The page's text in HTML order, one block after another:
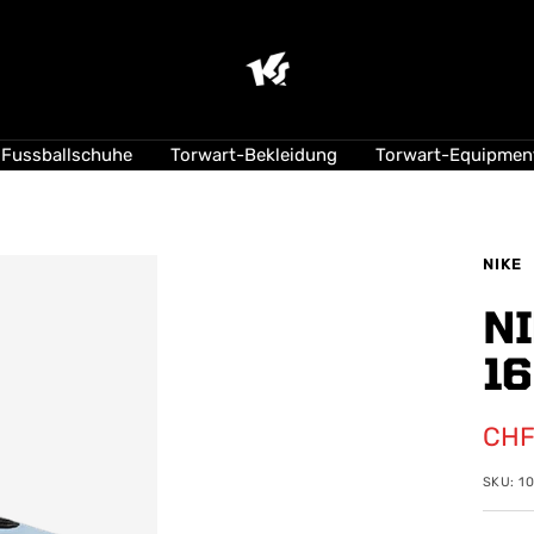
Suisse
Fussballschuhe Torwart-Bekleidung Torwart-
NIKE
SKU: